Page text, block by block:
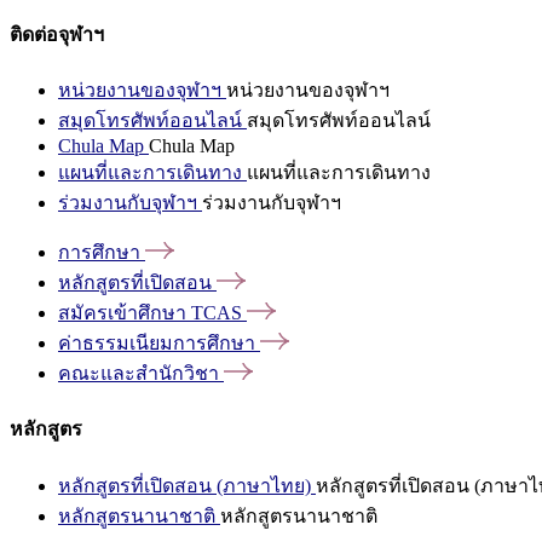
ติดต่อจุฬาฯ
หน่วยงานของจุฬาฯ หน่วยงานของจุฬาฯ
สมุดโทรศัพท์ออนไลน์ สมุดโทรศัพท์ออนไลน์
Chula Map Chula Map
แผนที่และการเดินทาง แผนที่และการเดินทาง
ร่วมงานกับจุฬาฯ ร่วมงานกับจุฬาฯ
การศึกษา
หลักสูตรที่เปิดสอน
สมัครเข้าศึกษา TCAS
ค่าธรรมเนียมการศึกษา
คณะและสำนักวิชา
หลักสูตร
หลักสูตรที่เปิดสอน (ภาษาไทย) หลักสูตรที่เปิดสอน (ภาษาไ
หลักสูตรนานาชาติ หลักสูตรนานาชาติ